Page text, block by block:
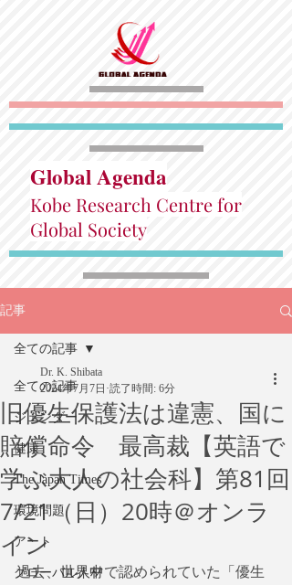
Global Agenda
Kobe Research Centre for
Global Society
記事
全ての記事
ジェンダー
健康
The Japan Times
環境問題
アート
グローバル人材
全ての記事
旧優生保護法は違憲、国に
賠償命令 最高裁【英語で
学ぶ大人の社会科】第81回
7/21（日）20時＠オンラ
イン
Dr. K. Shibata
2024年7月7日 読了時間: 6分
過去、世界中で認められていた「優生